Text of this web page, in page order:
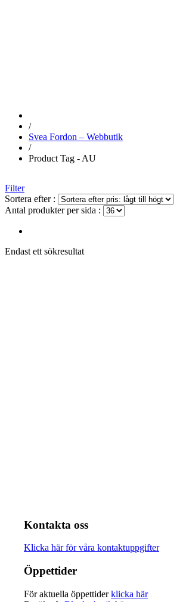
/
Svea Fordon – Webbutik
/
Product Tag - AU
Filter
Sortera efter :
Antal produkter per sida :
Endast ett sökresultat
Kontakta oss
Klicka här för våra kontaktuppgifter
Öppettider
För aktuella öppettiderklicka här